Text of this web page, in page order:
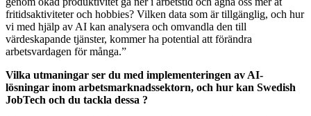
fritidsaktiviteter och hobbies? Vilken data som är tillgänglig, och hur
vi med hjälp av AI kan analysera och omvandla den till
värdeskapande tjänster, kommer ha potential att förändra
arbetsvardagen för många.”
Vilka utmaningar ser du med implementeringen av AI-
lösningar inom arbetsmarknadssektorn, och hur kan Swedish
JobTech och du tackla dessa ?